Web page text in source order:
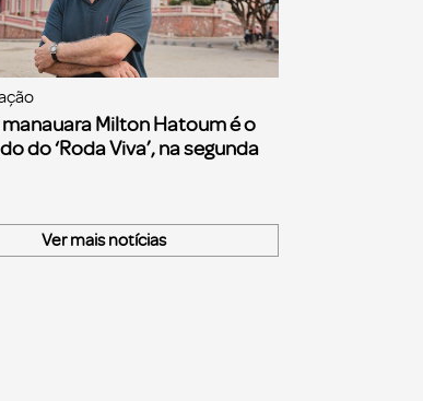
Milton Hatoum é o
do ‘Roda Viva’, na segunda
Ver mais notícias